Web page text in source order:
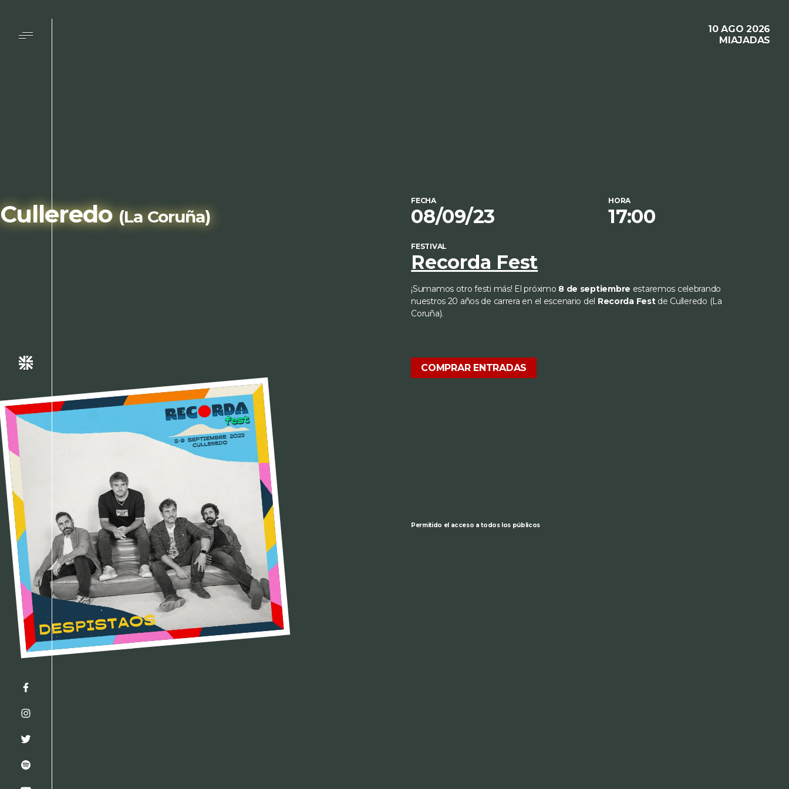
Facebook
Instagram
Twitter
Spotify
10 AGO 2026
MIAJADAS
Culleredo(La Coruña)
FECHA
08/09/23
HORA
17:00
FESTIVAL
Recorda Fest
¡Sumamos otro festi más! El próximo 8 de septiembre estaremos celebrando
nuestros 20 años de carrera en el escenario del Recorda Festde Culleredo (La
Coruña).
COMPRAR ENTRADAS
Permitido el acceso a todos los públicos